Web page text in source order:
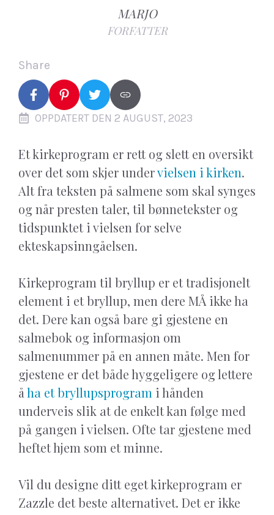
MARJO
FORFATTER
Share
OPPDATERT DEN 2 AUGUST, 2023
Et kirkeprogram er rett og slett en oversikt
over det som skjer undervielsen i kirken.
Alt fra teksten på salmene som skal synges
og når presten taler, til bønnetekster og
tidspunktet i vielsen for selve
ekteskapsinngåelsen.
Kirkeprogram til bryllup er et tradisjonelt
element i et bryllup, men dere MÅ ikke ha
det. Dere kan også bare gi gjestene en
salmebok og informasjon om
salmenummer på en annen måte. Men for
gjestene er det både hyggeligere og lettere
å ha et bryllupsprogram i hånden
underveis slik at de enkelt kan følge med
på gangen i vielsen. Ofte tar gjestene med
heftet hjem som et minne.
Vil du designe ditt eget kirkeprogram er
Zazzle det beste alternativet. Det er ikke